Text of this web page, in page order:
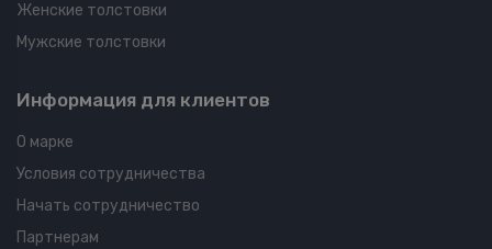
Женские толстовки
Мужские толстовки
Информация для клиентов
О марке
Условия сотрудничества
Начать сотрудничество
Партнерам